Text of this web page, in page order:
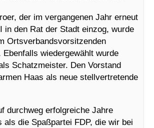
der im vergangenen Jahr erneut
in den Rat der Stadt einzog, wurde
Ortsverbandsvorsitzenden
Ebenfalls wiedergewählt wurde
Schatzmeister. Den Vorstand
Haas als neue stellvertretende
durchweg erfolgreiche Jahre
als die Spaßpartei FDP, die wir bei